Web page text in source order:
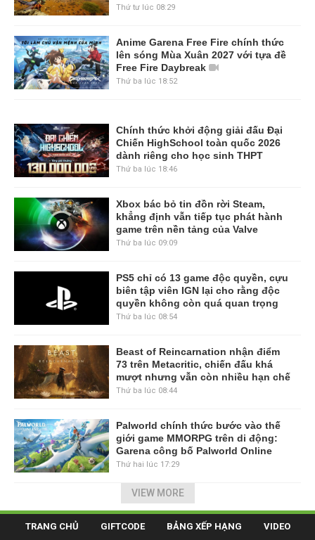
Thứ tư lúc 08:29
Anime Garena Free Fire chính thức
lên sóng Mùa Xuân 2027 với tựa đề
Free Fire Daybreak
Thứ ba lúc 18:52
Chính thức khởi động giải đấu Đại
Chiến HighSchool toàn quốc 2026
dành riêng cho học sinh THPT
Thứ ba lúc 18:46
Xbox bác bỏ tin đồn rời Steam,
khẳng định vẫn tiếp tục phát hành
game trên nền tảng của Valve
Thứ ba lúc 09:09
PS5 chỉ có 13 game độc quyền, cựu
biên tập viên IGN lại cho rằng độc
quyền không còn quá quan trọng
Thứ ba lúc 08:54
Beast of Reincarnation nhận điểm
73 trên Metacritic, chiến đấu khá
mượt nhưng vẫn còn nhiều hạn chế
Thứ ba lúc 08:44
Palworld chính thức bước vào thế
giới game MMORPG trên di động:
Garena công bố Palworld Online
Thứ hai lúc 17:29
VIEW MORE
TRANG CHỦ GIFTCODE BẢNG XẾP HẠNG VIDEO